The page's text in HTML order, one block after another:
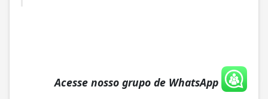
Acesse nosso grupo de WhatsApp